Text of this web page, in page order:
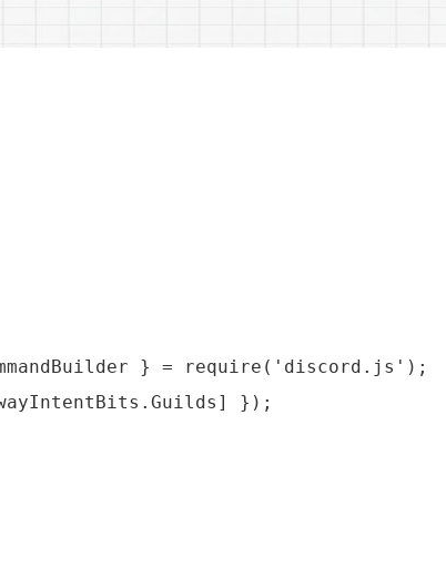
} = require('discord.js');
});